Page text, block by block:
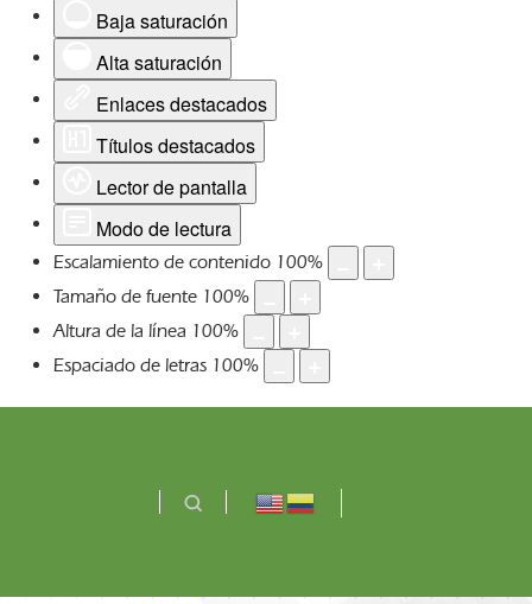
Baja saturación
Alta saturación
Enlaces destacados
Títulos destacados
Lector de pantalla
Modo de lectura
Escalamiento de contenido 100%
Tamaño de fuente 100%
Altura de la línea 100%
Espaciado de letras 100%